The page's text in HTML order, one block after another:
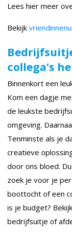
Lees hier meer
Bekijk
collega’s
Binnenkort een
Kom een dagje
de leukste
omgeving.
Tenminste als je
creatieve
door ons bloed.
zoek je voor je
boottocht of een
is je budget?
bedrijfsuitje of